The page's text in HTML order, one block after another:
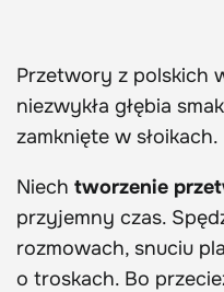
Przetwory z polskich
niezwykła głębia
zamknięte w słoikach.
Niech tworzenie
przyjemny czas.
rozmowach, snuciu
o troskach. Bo